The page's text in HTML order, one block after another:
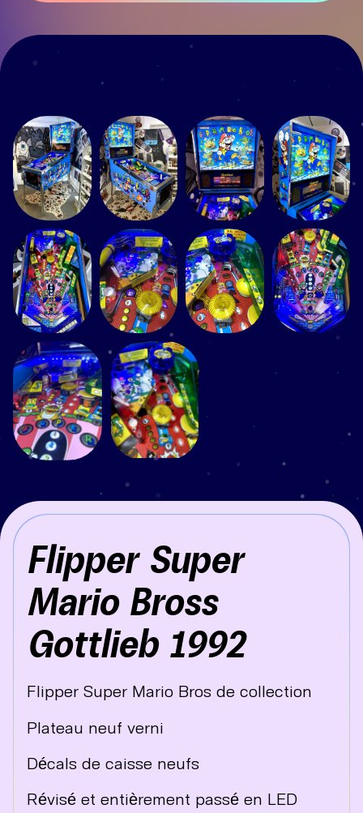
Flipper Super
Mario Bross
Gottlieb 1992
Flipper Super Mario Bros de collection
Plateau neuf verni
Décals de caisse neufs
Révisé et entièrement passé en LED